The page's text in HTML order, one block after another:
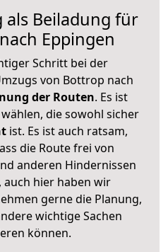
als Beiladung für
Eppingen
Schritt bei der
von Bottrop nach
der Routen. Es ist
die sowohl sicher
ist. Es ist auch ratsam,
die Route frei von
anderen Hindernissen
auch hier haben wir
gerne die Planung,
wichtige Sachen
können.